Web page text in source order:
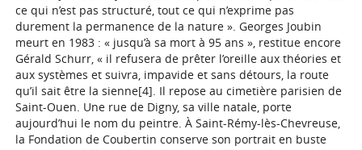
ce qui n’est pas structuré, tout ce qui n’exprime pas
durement la permanence de la nature ». Georges Joubin
meurt en 1983 : « jusqu’à sa mort à 95 ans », restitue encore
Gérald Schurr, « il refusera de prêter l’oreille aux théories et
aux systèmes et suivra, impavide et sans détours, la route
qu’il sait être la sienne[4]. Il repose au cimetière parisien de
Saint-Ouen. Une rue de Digny, sa ville natale, porte
aujourd’hui le nom du peintre. À Saint-Rémy-lès-Chevreuse,
la Fondation de Coubertin conserve son portrait en buste